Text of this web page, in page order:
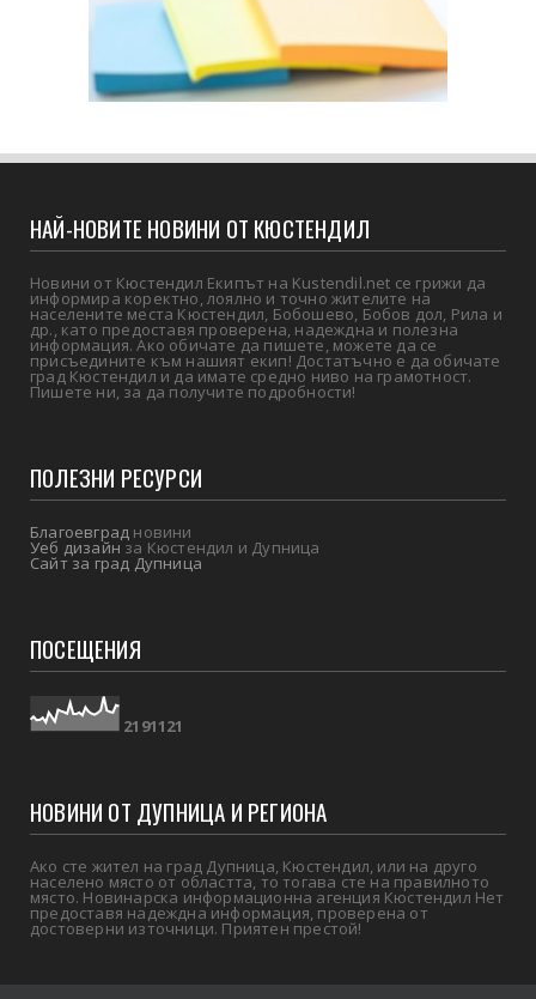
НАЙ-НОВИТЕ НОВИНИ ОТ КЮСТЕНДИЛ
Новини от Кюстендил Екипът на Kustendil.net се грижи да
информира коректно, лоялно и точно жителите на
населените места Кюстендил, Бобошево, Бобов дол, Рила и
др., като предоставя проверена, надеждна и полезна
информация. Ако обичате да пишете, можете да се
присъедините към нашият екип! Достатъчно е да обичате
град Кюстендил и да имате средно ниво на грамотност.
Пишете ни, за да получите подробности!
ПОЛЕЗНИ РЕСУРСИ
Благоевград новини
Уеб дизайнза Кюстендил и Дупница
Сайт за град Дупница
ПОСЕЩЕНИЯ
21 91121
НОВИНИ ОТ ДУПНИЦА И РЕГИОНА
Ако сте жител на град Дупница, Кюстендил, или на друго
населено място от областта, то тогава сте на правилното
място. Новинарска информационна агенция Кюстендил Нет
предоставя надеждна информация, проверена от
достоверни източници. Приятен престой!